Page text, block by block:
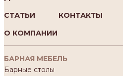
СТАТЬИ
КОНТАКТЫ
О КОМПАНИИ
БАРНАЯ МЕБЕЛЬ
Барные столы